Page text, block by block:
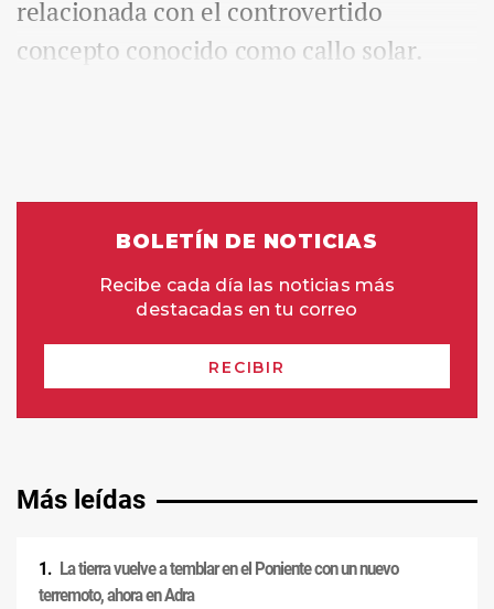
relacionada con el controvertido
concepto conocido como callo solar.
Más leídas
La tierra vuelve a temblar en el Poniente con un nuevo
terremoto, ahora en Adra